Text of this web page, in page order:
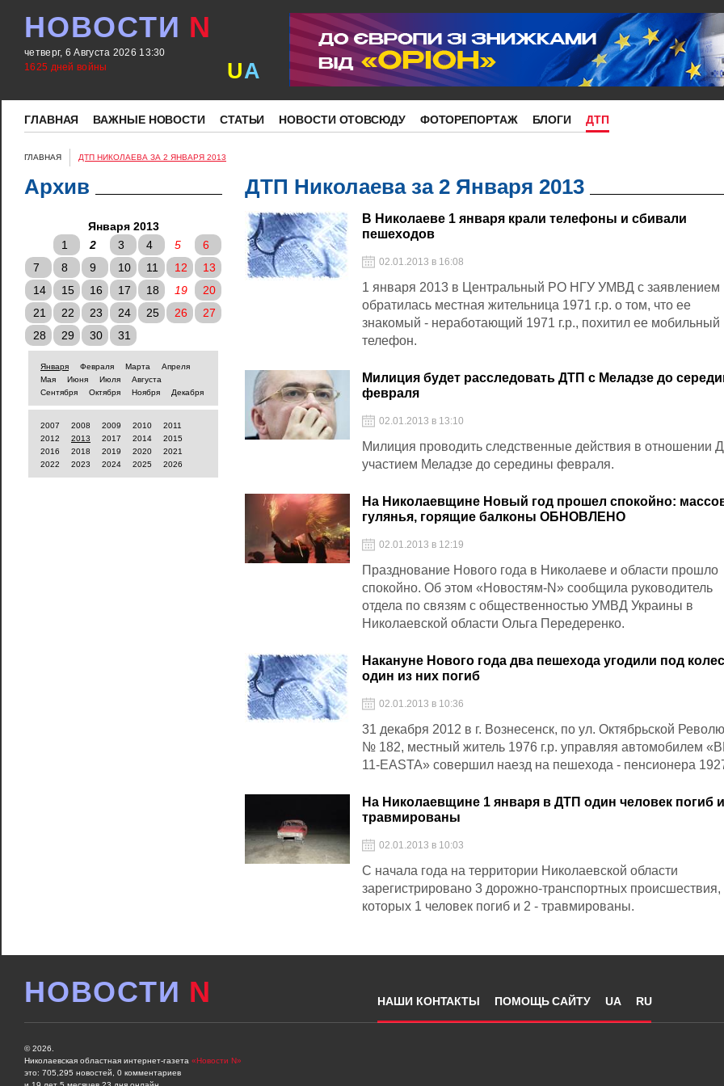
НОВОСТИ N
четверг, 6 Августа 2026 13:30
1625 дней войны
UA
ГЛАВНАЯ ВАЖНЫЕ НОВОСТИ СТАТЬИ НОВОСТИ ОТОВСЮДУ ФОТОРЕПОРТАЖ БЛОГИ ДТП
ГЛАВНАЯ ДТП НИКОЛАЕВА ЗА 2 ЯНВАРЯ 2013
Архив
Января 2013
1
2 3 4 5
6
7
8 9 10 11 12
13
14
15 16 17 18 19
20
21
22 23 24 25 26
27
28
29 30 31
Января Февраля Марта
Апреля
Мая
Июня Июля
Августа
Сентября
Октября Ноября Декабря
2007 2008 2009 2010
2011
2012
2013 2017 2014
2015
2016
2018 2019 2020
2021
2022
2023 2024 2025 2026
ДТП Николаева за 2 Января 2013
В Николаеве 1 января крали телефоны и сбивали
пешеходов
02.01.2013 в 16:08
1 января 2013 в Центральный РО НГУ УМВД с заявлением
обратилась местная жительница 1971 г.р. о том, что ее
знакомый - неработающий 1971 г.р., похитил ее мобильный
телефон.
Милиция будет расследовать ДТП с Меладзе до
февраля
02.01.2013 в 13:10
Милиция проводить следственные действия в отношении
участием Меладзе до середины февраля.
На Николаевщине Новый год прошел спокойно:
гулянья, горящие балконы ОБНОВЛЕНО
02.01.2013 в 12:19
Празднование Нового года в Николаеве и области прошло
спокойно. Об этом «Новостям-N» сообщила руководитель
отдела по связям с общественностью УМВД Украины в
Николаевской области Ольга Передеренко.
Накануне Нового года два пешехода угодили под
один из них погиб
02.01.2013 в 10:36
31 декабря 2012 в г. Вознесенск, по ул. Октябрьской
№ 182, местный житель 1976 г.р. управляя автомобилем
11-EASTA» совершил наезд на пешехода - пенсионера
На Николаевщине 1 января в ДТП один человек погиб
травмированы
02.01.2013 в 10:03
С начала года на территории Николаевской области
зарегистрировано 3 дорожно-транспортных происшествия,
которых 1 человек погиб и 2 - травмированы.
НОВОСТИ N НАШИ КОНТАКТЫ ПОМОЩЬ САЙТУ UA RU
© 2026.
Николаевская областная интернет-газета «Новости N»
это: 705,295 новостей, 0 комментариев